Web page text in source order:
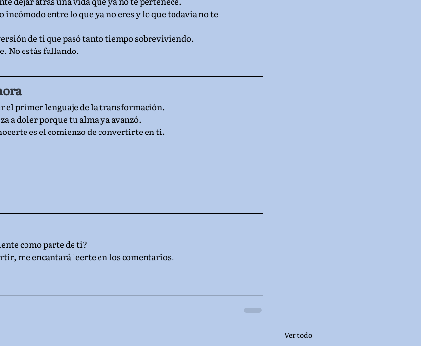
incómodo entre lo que ya no eres y lo que todavía no te
de ti que pasó tanto tiempo sobreviviendo.
No estás fallando.
el primer lenguaje de la transformación.
a doler porque tu alma ya avanzó.
es el comienzo de convertirte en ti.
como parte de ti?
me encantará leerte en los comentarios.
Ver todo